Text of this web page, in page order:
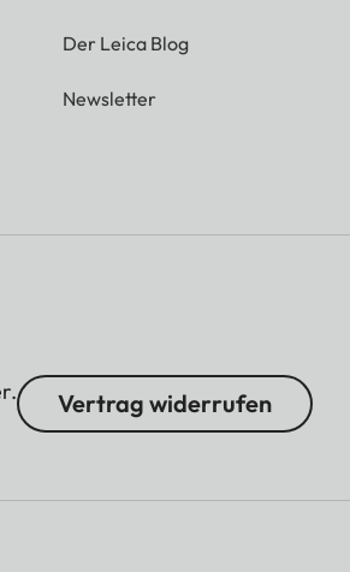
Der Leica Blog
Newsletter
Vertrag widerrufen